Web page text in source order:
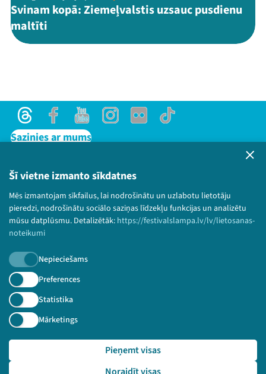
Šī vietne izmanto sīkdatnes
Mēs izmantojam sīkfailus, lai nodrošinātu un uzlabotu lietotāju
pieredzi, nodrošinātu sociālo saziņas līdzekļu funkcijas un analizētu
mūsu datplūsmu. Detalizētāk: https://festivalslampa.lv/lv/lietosanas-
noteikumi
Nepieciešams
Preferences
Statistika
Mārketings
Pieņemt visas
Svinam kopā: Ziemeļvalstis uzsauc pusdienu
maltīti
ThreadsFacebookYoutubeInstagram
Flick TikTok
Sazinies ar mums
Lietošanas noteikumi un sīkdatņu politika
Bērnu aizsardzības politika
© 2026 Sarunu festivāls LAMPA Visas tiesības
paturētas.
Piesakies jaunumiem!
Nepalaid garām aktuālāko informāciju!
Pieteikties